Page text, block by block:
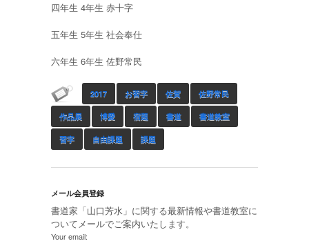
四年生 4年生 赤十字
五年生 5年生 社会奉仕
六年生 6年生 佐野常民
2017 お習字 佐賀 佐野常民
作品展 博愛 宿題 書道 書道教室
習字 自由課題 課題
メール会員登録
書道家「山口芳水」に関する最新情報や書道教室に
ついてメールでご案内いたします。
Your email: